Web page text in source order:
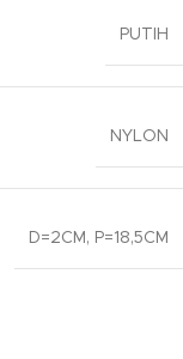
PUTIH
NYLON
D=2CM, P=18,5CM